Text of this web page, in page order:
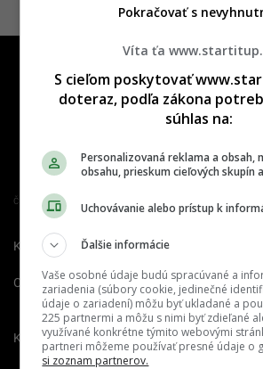
Člen združenia IAB Slovakia
Kontakt Inzercia
O nás Redakcia
Kariéra
Víta ťa
S cieľom poskytovať
doteraz, podľa zákona
súhlas na:
Personalizovaná reklama a obsah,
obsahu, prieskum cieľových skupín
Uchovávanie alebo prístup k
Ďalšie informácie
Vaše osobné údaje budú spracúvané a
zariadenia (súbory cookie, jedinečné
údaje o zariadení) môžu byť ukladané a
225 partnermi a môžu s nimi byť zdieľané
využívané konkrétne týmito webovými
partneri môžeme používať presné údaje o
si zoznam partnerov.
Pokračovať s